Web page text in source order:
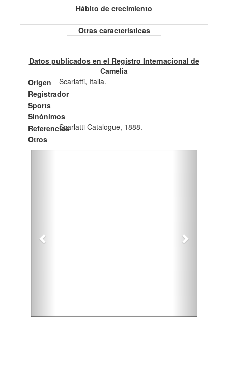
Hábito de crecimiento
Otras características
Datos publicados en el Registro Internacional de
Camelia
Origen
Scarlatti, Italia.
Registrador
Sports
Sinónimos
ReferenciasScarlatti Catalogue, 1888.
Otros